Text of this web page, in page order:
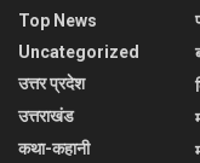
Top News
Uncategorized
उत्तर प्रदेश
उत्तराखंड
कथा-कहानी